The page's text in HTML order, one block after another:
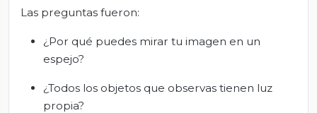
Las preguntas fueron:
¿Por qué puedes mirar tu imagen en un
espejo?
¿Todos los objetos que observas tienen luz
propia?